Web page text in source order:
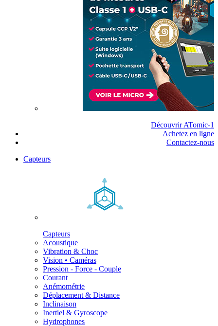
Découvrir ATomic-1
Achetez en ligne
Contactez-nous
Capteurs
Capteurs
Acoustique
Vibration & Choc
Vision • Caméras
Pression - Force - Couple
Courant
Anémométrie
Déplacement & Distance
Inclinaison
Inertiel & Gyroscope
Hydrophones